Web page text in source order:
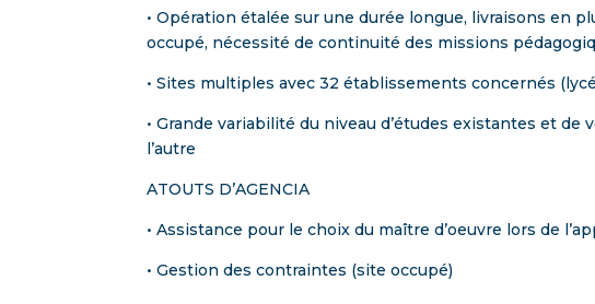
• Opération étalée sur une durée longue, livraisons en
occupé, nécessité de continuité des missions
• Sites multiples avec 32 établissements concernés
• Grande variabilité du niveau d’études existantes et de
l’autre
ATOUTS D’AGENCIA
• Assistance pour le choix du maître d’oeuvre lors de
• Gestion des contraintes (site occupé)